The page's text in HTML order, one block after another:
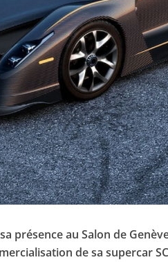
présence au Salon de
de sa supercar